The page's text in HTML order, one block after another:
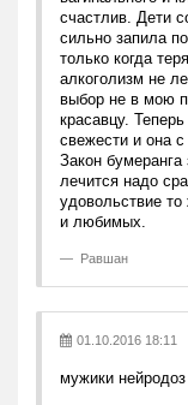
счастлив. Дети
сильно запила
только когда
алкоголизм не
выбор не в мою
красавцу.
свежести и она с
Закон бумеранга
лечится надо
удовольствие
и любимых.
Равшан
01.10.2016 18:11
мужики